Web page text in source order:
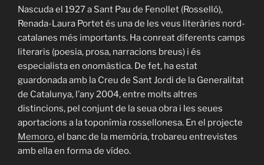
Nascuda el 1927 a Sant Pau de Fenollet (Rosselló),
Renada-Laura Portet és una de les veus literàries nord-
catalanes més importants. Ha conreat diferents camps
literaris (poesia, prosa, narracions breus) i és
especialista en onomàstica. De fet, ha estat
guardonada amb la Creu de Sant Jordi de la Generalitat
de Catalunya, l’any 2004, entre molts altres
distincions, pel conjunt de la seua obra i les seues
aportacions a la toponímia rossellonesa. En el projecte
Memoro, el banc de la memòria, trobareu entrevistes
amb ella en forma de vídeo.